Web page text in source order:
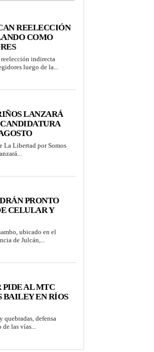
REELECCIÓN
COMO
indirecta
luego de la...
LANZARÁ
La Libertad por Somos
PRONTO
CELULAR Y
ubicado en el
de Julcán,...
PIDE AL MTC
BAILEY EN RÍOS
quebradas, defensa
de las vías...